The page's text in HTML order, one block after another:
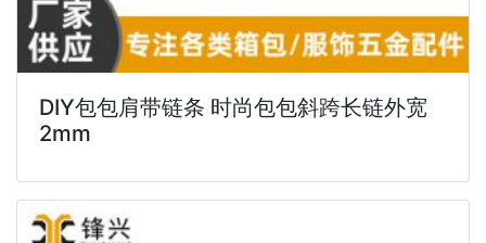
DIY包包肩带链条 时尚包包斜跨长链外宽
2mm